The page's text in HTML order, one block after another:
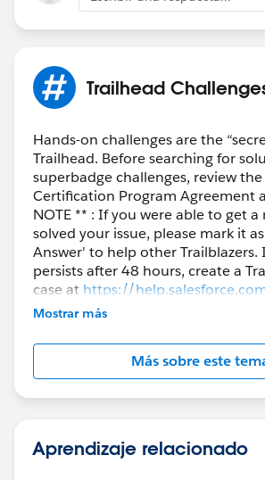
Trailhead
Hands-on challenges are the
Trailhead. Before searching for
superbadge challenges, review the
Certification Program Agreement
NOTE ** : If you were able to get
solved your issue, please mark it
Answer' to help other Trailblazers.
persists after 48 hours, create a
case at https://
further assistance.
Mostrar más
Más sobre este
Aprendizaje relacionado